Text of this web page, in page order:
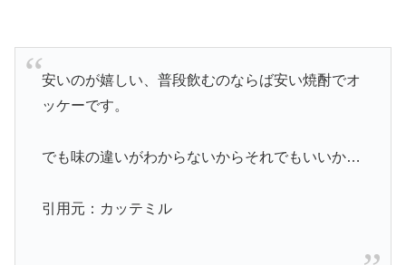
安いのが嬉しい、普段飲むのならば安い焼酎でオ
ッケーです。
でも味の違いがわからないからそれでもいいか…
引用元：カッテミル